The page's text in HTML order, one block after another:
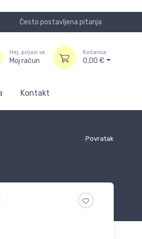
Često postavljena pitanja
Hej, prijavi se
Moj račun
Košarica
0,00 €
Kontakt
Povratak